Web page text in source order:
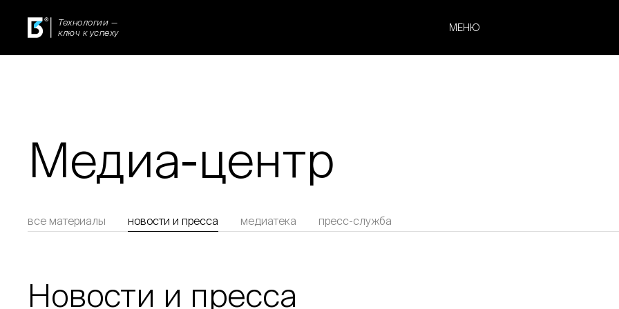
Технологии —
ключ к успеху
МЕНЮ
Медиа-центр
все материалы новости и пресса медиатека пресс-служба
Новости и пресса